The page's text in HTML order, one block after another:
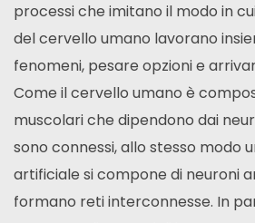
processi che imitano il modo in
del cervello umano lavorano
fenomeni, pesare opzioni e
Come il cervello umano è
muscolari che dipendono dai
sono connessi, allo stesso modo
artificiale si compone di neuroni
formano reti interconnesse. In